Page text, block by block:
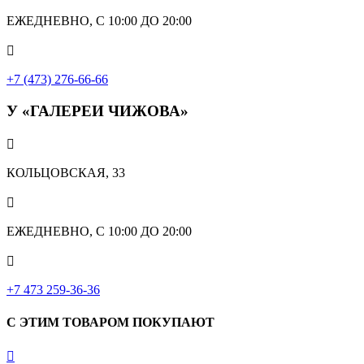
ЕЖЕДНЕВНО, С 10:00 ДО 20:00

+7 (473) 276-66-66
У «ГАЛЕРЕИ ЧИЖОВА»

КОЛЬЦОВСКАЯ, 33

ЕЖЕДНЕВНО, С 10:00 ДО 20:00

‎+7 473 259-36-36
С ЭТИМ ТОВАРОМ ПОКУПАЮТ
